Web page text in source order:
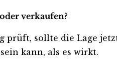
verkaufen?
sollte die Lage
kann, als es wirkt.